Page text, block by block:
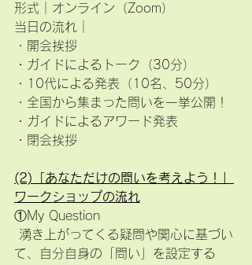
形式｜オンライン（Zoom）
当日の流れ｜
・開会挨拶
・ガイドによるトーク（30分）
・10代による発表（10名、50分）
・全国から集まった問いを一挙公開！
・ガイドによるアワード発表
・閉会挨拶
(2)「あなただけの問いを考えよう！」
ワークショップの流れ
①My Question
て、自分自身の「問い」を設定する